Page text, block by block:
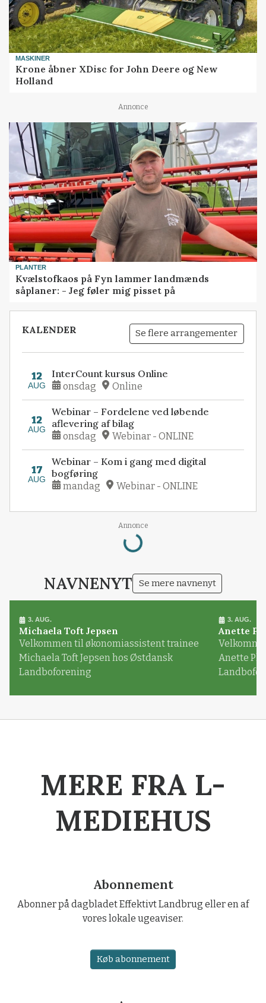
MASKINER
Krone åbner XDisc for John Deere og New
Holland
Annonce
PLANTER
Kvælstofkaos på Fyn lammer landmænds
såplaner: - Jeg føler mig pisset på
KALENDER Se flere arrangementer
12
AUG
InterCount kursus Online
onsdag Online
12
AUG
Webinar – Fordelene ved løbende
aflevering af bilag
onsdag Webinar - ONLINE
17
AUG
Webinar – Kom i gang med digital
bogføring
mandag Webinar - ONLINE
Annonce
Loading...
NAVNENYT Se mere navnenyt
3. AUG.
Michaela Toft Jepsen
Velkommen til økonomiassistent trainee
Michaela Toft Jepsen hos Østdansk
Landboforening
3. AUG.
Anette
Anette
MERE FRA L-
MEDIEHUS
Abonnement
Abonner på dagbladet Effektivt Landbrug eller en af
vores lokale ugeaviser.
Køb abonnement